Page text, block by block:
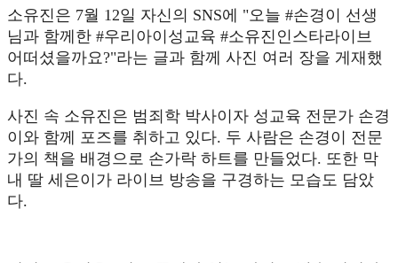
소유진은 7월 12일 자신의 SNS에 "오늘 #손경이 선생
님과 함께한 #우리아이성교육 #소유진인스타라이브
어떠셨을까요?"라는 글과 함께 사진 여러 장을 게재했
다.
사진 속 소유진은 범죄학 박사이자 성교육 전문가 손경
이와 함께 포즈를 취하고 있다. 두 사람은 손경이 전문
가의 책을 배경으로 손가락 하트를 만들었다. 또한 막
내 딸 세은이가 라이브 방송을 구경하는 모습도 담았
다.